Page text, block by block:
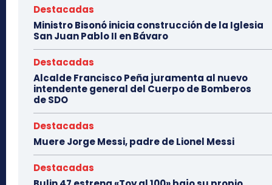
Destacadas
Ministro Bisonó inicia construcción de la Iglesia
San Juan Pablo II en Bávaro
Destacadas
Alcalde Francisco Peña juramenta al nuevo
intendente general del Cuerpo de Bomberos
de SDO
Destacadas
Muere Jorge Messi, padre de Lionel Messi
Destacadas